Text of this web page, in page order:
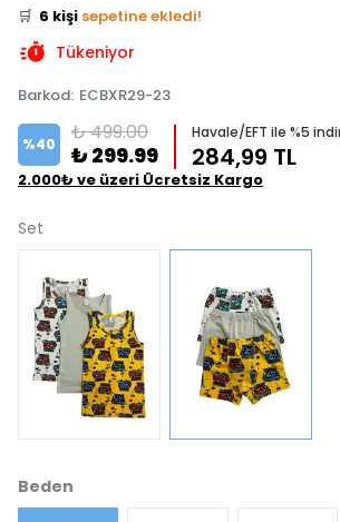
🛒 6 kişi sepetine ekledi!
✅ Bugün 5 adet
Tükeniyor
Barkod: ECBXR29-23
%40 ₺ 499.00
₺ 299.99
Havale/EFT ile %5
284,99 TL
2.000₺ ve üzeri Ücretsiz Kargo
Set
Beden